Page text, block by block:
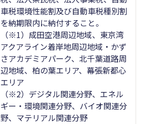
車税環境性能割及び自動車税種別割
を納期限内に納付すること。
（※1）成田空港周辺地域、東京湾
アクアライン着岸地周辺地域・かず
さアカデミアパーク、北千葉道路周
辺地域、柏の葉エリア、幕張新都心
エリア
（※2）デジタル関連分野、エネル
ギー・環境関連分野、バイオ関連分
野、マテリアル関連分野